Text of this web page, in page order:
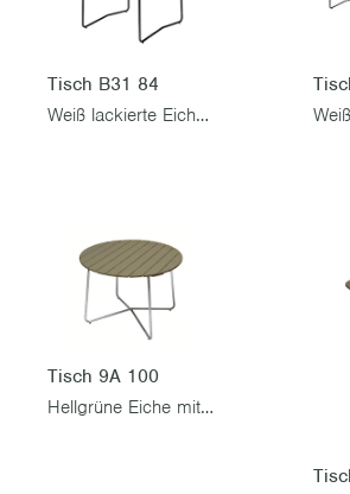
Tisch B31 84
Weiß lackierte Eiche mit schwarzem Gestell
Tisch 9A 100
Hellgrüne Eiche mit feuerverzinktem Gestell